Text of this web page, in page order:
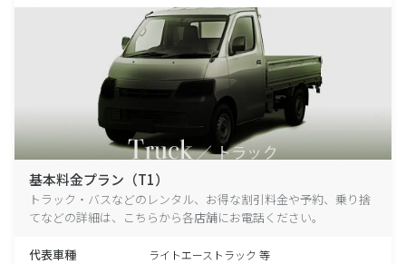
基本料金プラン（T1）
トラック・バスなどのレンタル、お得な割引料金や予約、乗り捨
てなどの詳細は、こちらから各店舗にお電話ください。
代表車種 ライトエーストラック 等